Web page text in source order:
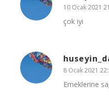
10 Ocak 2021
çok iyi
8 Ocak 2021
Emeklerine